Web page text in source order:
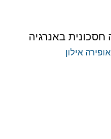
אופירה אילון